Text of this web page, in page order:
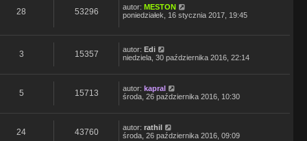
28 53296 autor: MESTON
poniedziałek, 16 stycznia 2017, 19:45
3 15357 autor: Edi
niedziela, 30 października 2016, 22:14
5 15713 autor: kapral
środa, 26 października 2016, 10:30
24 43760 autor: rathil
środa, 26 października 2016, 09:09